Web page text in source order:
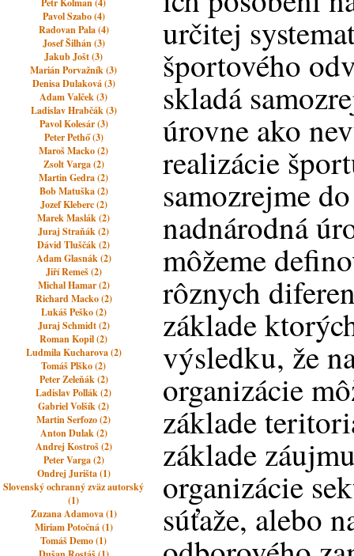
Petr Kolman (4)
Pavol Szabo (4)
Radovan Pala (4)
Josef Šilhán (3)
Jakub Jošt (3)
Marián Porvažník (3)
Denisa Dulaková (3)
Adam Valček (3)
Ladislav Hrabčák (3)
Pavol Kolesár (3)
Peter Pethő (3)
Maroš Macko (2)
Zsolt Varga (2)
Martin Gedra (2)
Bob Matuška (2)
Jozef Kleberc (2)
Marek Maslák (2)
Juraj Straňák (2)
Dávid Tluščák (2)
Adam Glasnák (2)
Jiří Remeš (2)
Michal Hamar (2)
Richard Macko (2)
Lukáš Peško (2)
Juraj Schmidt (2)
Roman Kopil (2)
Ludmila Kucharova (2)
Tomáš Plško (2)
Peter Zeleňák (2)
Ladislav Pollák (2)
Gabriel Volšík (2)
Martin Serfozo (2)
Anton Dulak (2)
Andrej Kostroš (2)
Peter Varga (2)
Ondrej Jurišta (1)
Slovenský ochranný zväz autorský
(1)
Zuzana Adamova (1)
Miriam Potočná (1)
Tomáš Demo (1)
určitej
športového
skladá
úrovne ako
realizácie
samozrejme
nadnárodná
môžeme
rôznych
základe
výsledku, že
organizácie
základe
základe
organizácie
súťaže, alebo